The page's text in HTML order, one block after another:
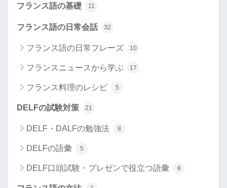
フランス語の基礎 11
フランス語の日常会話 32
フランス語の日常フレーズ 10
フランスニュースから学ぶ 17
フランス料理のレシピ 5
DELFの試験対策 21
DELF・DALFの勉強法 8
DELFの語彙 5
DELF口頭試験・プレゼンで役立つ語彙 8